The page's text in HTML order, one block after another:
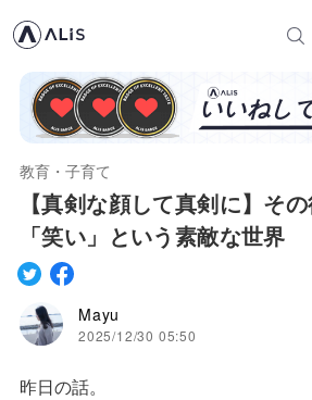
教育・子育て
【真剣な顔して真剣に】そ
「笑い」という素敵な世界
Mayu
2025/12/30 05:50
昨日の話。